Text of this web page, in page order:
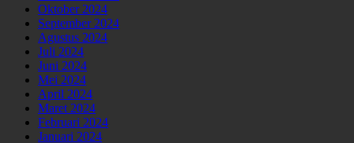
Oktober 2024
September 2024
Agustus 2024
Juli 2024
Juni 2024
Mei 2024
April 2024
Maret 2024
Februari 2024
Januari 2024